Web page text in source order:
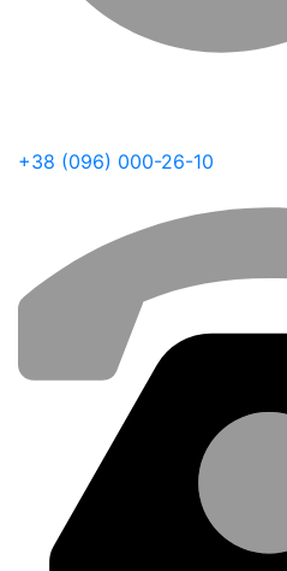
+38 (096) 000-26-10